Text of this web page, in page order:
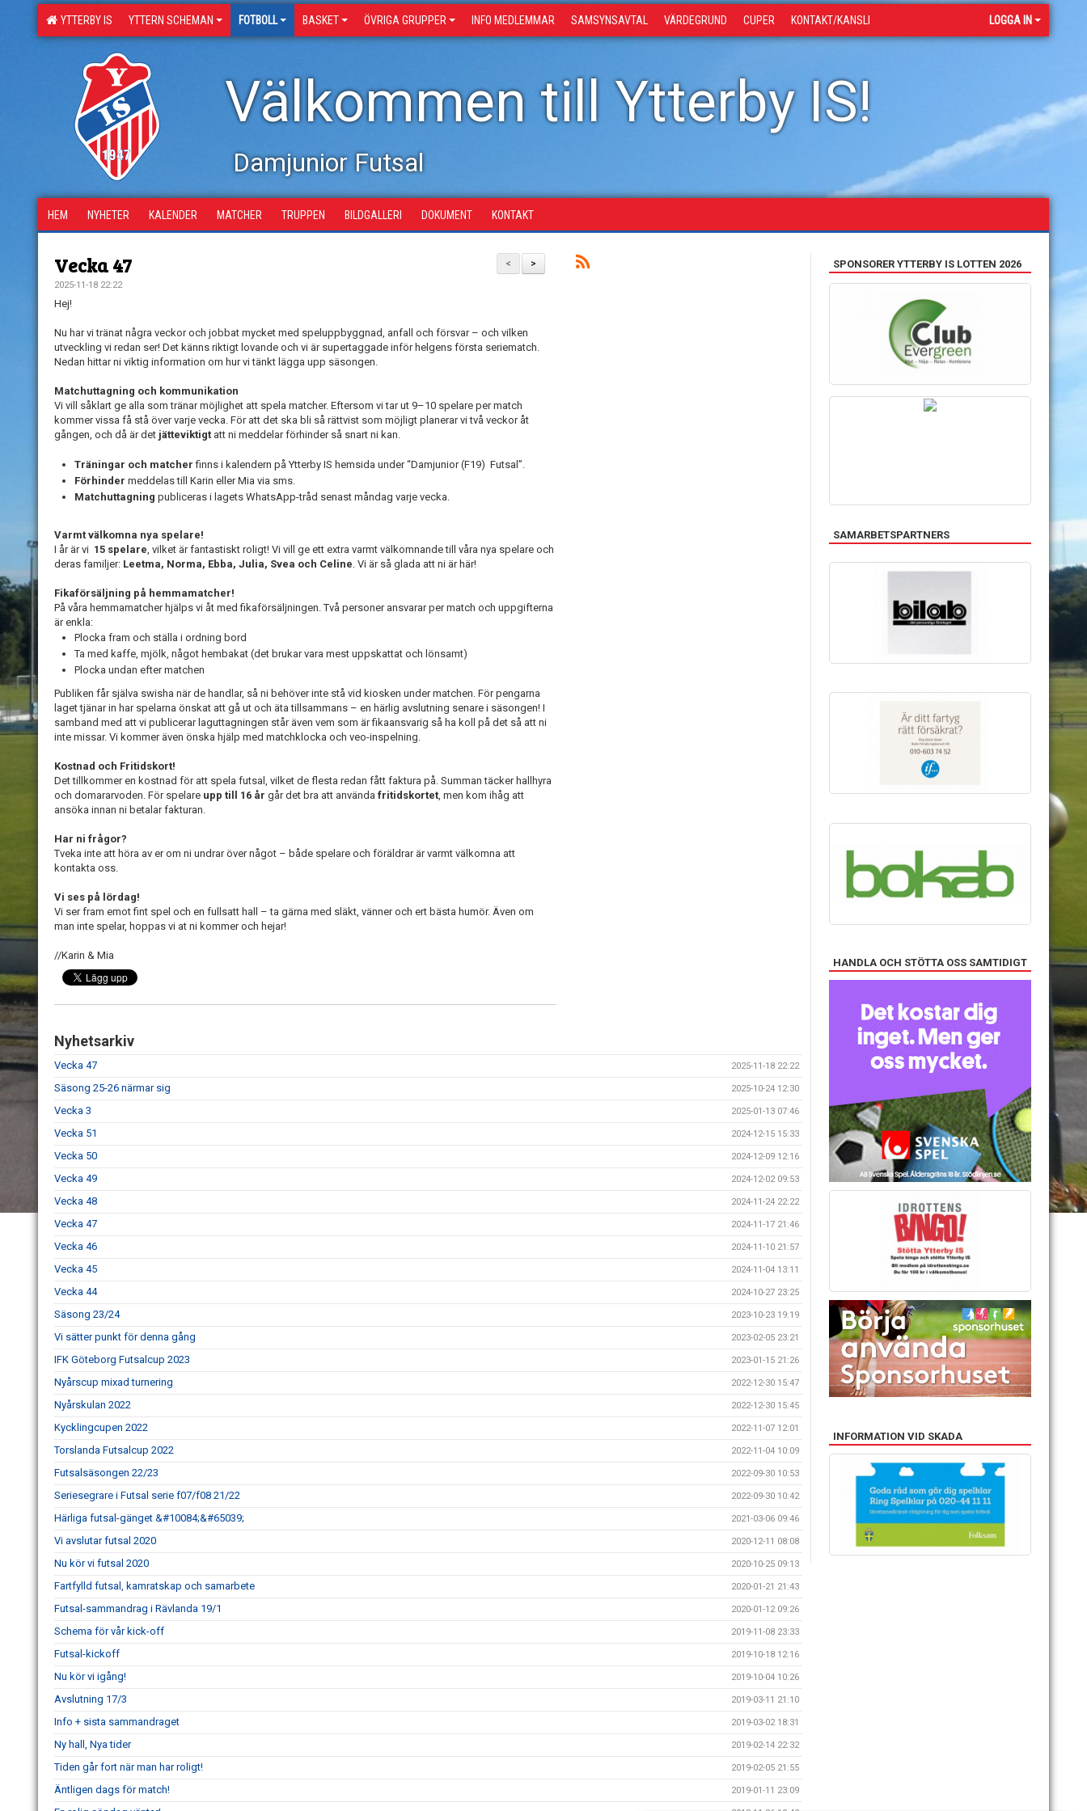
YTTERBY IS YTTERN SCHEMAN FOTBOLL BASKET ÖVRIGA GRUPPER INFO MEDLEMMAR SAMSYNSAVTAL VÄRDEGRUND CUPER KONTAKT/KANSLI LOGGA IN
Välkommen till Ytterby IS!
Damjunior Futsal
HEM NYHETER KALENDER MATCHER TRUPPEN BILDGALLERI DOKUMENT KONTAKT
>
<
Vecka 47
2025-11-18 22:22
Hej!
Nu har vi tränat några veckor och jobbat mycket med speluppbyggnad, anfall och försvar – och vilken
utveckling vi redan ser! Det känns riktigt lovande och vi är supertaggade inför helgens första seriematch.
Nedan hittar ni viktig information om hur vi tänkt lägga upp säsongen.
Matchuttagning och kommunikation
Vi vill såklart ge alla som tränar möjlighet att spela matcher. Eftersom vi tar ut 9–10 spelare per match
kommer vissa få stå över varje vecka. För att det ska bli så rättvist som möjligt planerar vi två veckor åt
gången, och då är det jätteviktigt att ni meddelar förhinder så snart ni kan.
Träningar och matcher finns i kalendern på Ytterby IS hemsida under “Damjunior (F19) Futsal”.
Förhinder meddelas till Karin eller Mia via sms.
Matchuttagning publiceras i lagets WhatsApp-tråd senast måndag varje vecka.
Varmt välkomna nya spelare!
I år är vi 15 spelare, vilket är fantastiskt roligt! Vi vill ge ett extra varmt välkomnande till våra nya spelare och
deras familjer: Leetma, Norma, Ebba, Julia, Svea och Celine. Vi är så glada att ni är här!
Fikaförsäljning på hemmamatcher!
På våra hemmamatcher hjälps vi åt med fikaförsäljningen. Två personer ansvarar per match och uppgifterna
är enkla:
Plocka fram och ställa i ordning bord
Ta med kaffe, mjölk, något hembakat (det brukar vara mest uppskattat och lönsamt)
Plocka undan efter matchen
Publiken får själva swisha när de handlar, så ni behöver inte stå vid kiosken under matchen. För pengarna
laget tjänar in har spelarna önskat att gå ut och äta tillsammans – en härlig avslutning senare i säsongen! I
samband med att vi publicerar laguttagningen står även vem som är fikaansvarig så ha koll på det så att ni
inte missar. Vi kommer även önska hjälp med matchklocka och veo-inspelning.
Kostnad och Fritidskort!
Det tillkommer en kostnad för att spela futsal, vilket de flesta redan fått faktura på. Summan täcker hallhyra
och domararvoden. För spelare upp till 16 år går det bra att använda fritidskortet, men kom ihåg att
ansöka innan ni betalar fakturan.
Har ni frågor?
Tveka inte att höra av er om ni undrar över något – både spelare och föräldrar är varmt välkomna att
kontakta oss.
Vi ses på lördag!
Vi ser fram emot fint spel och en fullsatt hall – ta gärna med släkt, vänner och ert bästa humör. Även om
man inte spelar, hoppas vi at ni kommer och hejar!
//Karin & Mia
Nyhetsarkiv
Vecka 47 2025-11-18 22:22
Säsong 25-26 närmar sig 2025-10-24 12:30
Vecka 3 2025-01-13 07:46
Vecka 51 2024-12-15 15:33
Vecka 50 2024-12-09 12:16
Vecka 49 2024-12-02 09:53
Vecka 48 2024-11-24 22:22
Vecka 47 2024-11-17 21:46
Vecka 46 2024-11-10 21:57
Vecka 45 2024-11-04 13:11
Vecka 44 2024-10-27 23:25
Säsong 23/24 2023-10-23 19:19
Vi sätter punkt för denna gång 2023-02-05 23:21
IFK Göteborg Futsalcup 2023 2023-01-15 21:26
Nyårscup mixad turnering 2022-12-30 15:47
Nyårskulan 2022 2022-12-30 15:45
Kycklingcupen 2022 2022-11-07 12:01
Torslanda Futsalcup 2022 2022-11-04 10:09
Futsalsäsongen 22/23 2022-09-30 10:53
Seriesegrare i Futsal serie f07/f08 21/22 2022-09-30 10:42
Härliga futsal-gänget &#10084;&#65039; 2021-03-06 09:46
Vi avslutar futsal 2020 2020-12-11 08:08
Nu kör vi futsal 2020 2020-10-25 09:13
Fartfylld futsal, kamratskap och samarbete 2020-01-21 21:43
Futsal-sammandrag i Rävlanda 19/1 2020-01-12 09:26
Schema för vår kick-off 2019-11-08 23:33
Futsal-kickoff 2019-10-18 12:16
Nu kör vi igång! 2019-10-04 10:26
Avslutning 17/3 2019-03-11 21:10
Info + sista sammandraget 2019-03-02 18:31
Ny hall, Nya tider 2019-02-14 22:32
Tiden går fort när man har roligt! 2019-02-05 21:55
Äntligen dags för match! 2019-01-11 23:09
SPONSORER YTTERBY IS LOTTEN 2026
SAMARBETSPARTNERS
HANDLA OCH STÖTTA OSS SAMTIDIGT
INFORMATION VID SKADA